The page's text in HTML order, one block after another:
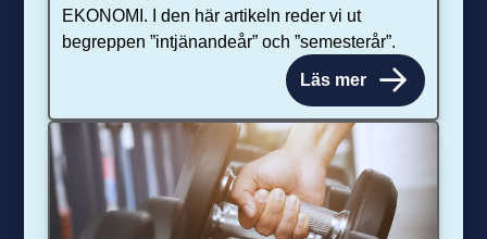
EKONOMI. I den här artikeln reder vi ut
begreppen ”intjänandeår” och ”semesterår”.
Läs mer